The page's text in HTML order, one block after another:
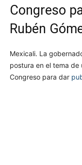
Congreso
Rubén
Mexicali. La
postura en el tema
Congreso para dar